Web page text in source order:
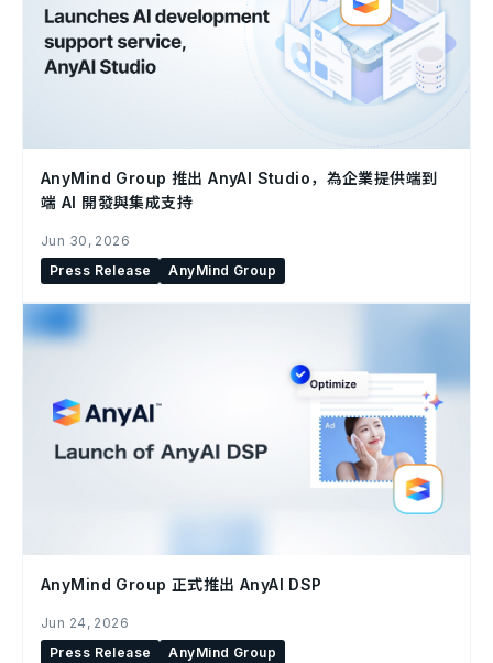
AnyMind Group 推出 AnyAI Studio，為企業提供端到
端 AI 開發與集成支持
Jun 30, 2026
Press Release
AnyMind Group
AnyMind Group 正式推出 AnyAI DSP
Jun 24, 2026
Press Release
AnyMind Group